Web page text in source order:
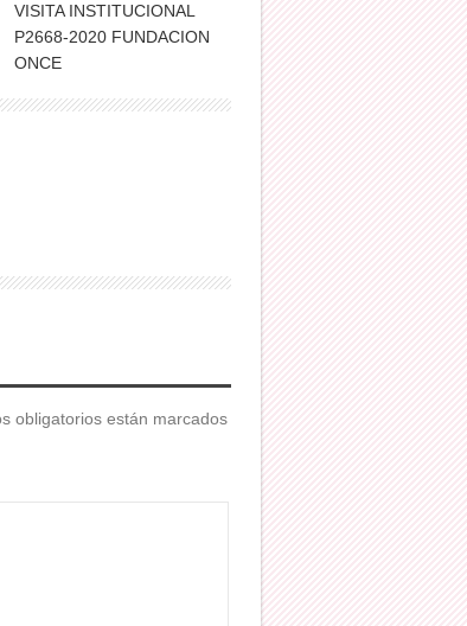
VISITA INSTITUCIONAL
P2668-2020 FUNDACION
ONCE
obligatorios están marcados